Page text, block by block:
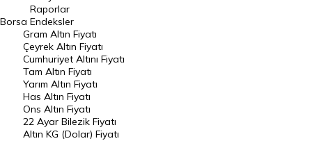
Dünya Borsaları
Raporlar
Endeksler
DÖVİZ
Döviz Kuru
Dolar Kuru
Borsa
Raporlar
Endeksler
Gram Altın Fiyatı
Çeyrek Altın Fiyatı
Cumhuriyet Altını Fiyatı
Tam Altın Fiyatı
Yarım Altın Fiyatı
Has Altın Fiyatı
Ons Altın Fiyatı
22 Ayar Bilezik Fiyatı
Altın KG (Dolar) Fiyatı